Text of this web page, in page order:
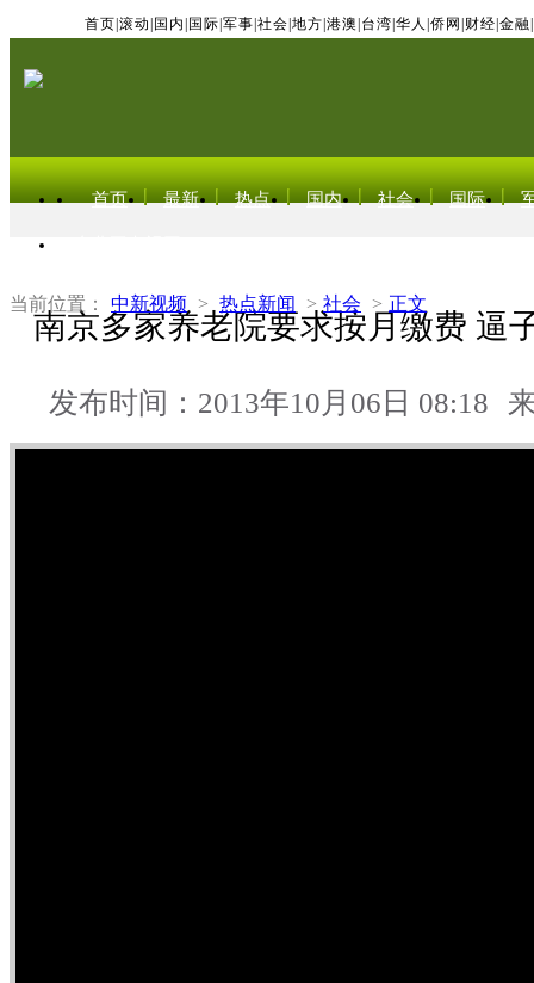
首页 滚动 国内 国际 军事 社会 地方 港澳 台湾 华人 侨网 财经 金融
首页 最新 热点 国内 社会 国际
当前位置： 中新视频 > 热点新闻 > 社会 > 正文
南京多家养老院要求按月缴费 逼
发布时间：2013年10月06日 08:18